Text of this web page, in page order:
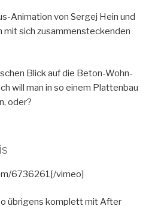
Animation von Sergej Hein und
mit sich zusammensteckenden
Blick auf die Beton-Wohn-
will man in so einem Plattenbau
oder?
6736261[/vimeo]
übrigens komplett mit After